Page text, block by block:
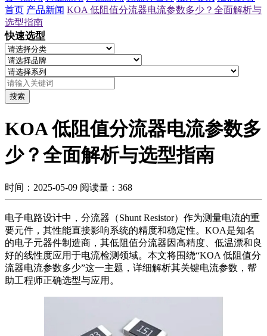
首页 产品新闻 KOA 低阻值分流器电流参数多少？全面解析与
选型指南
快速选型
搜索
KOA 低阻值分流器电流参数多
少？全面解析与选型指南
时间：2025-05-09 阅读量：368
电子电路设计中，分流器（Shunt Resistor）作为测量电流的重
要元件，其性能直接影响系统的精度和稳定性。KOA是知名
的电子元器件制造商，其低阻值分流器因高精度、低温漂和良
好的线性度应用于电流检测领域。本文将围绕“KOA 低阻值分
流器电流参数多少”这一主题，详细解析其关键电流参数，帮
助工程师正确选型与应用。